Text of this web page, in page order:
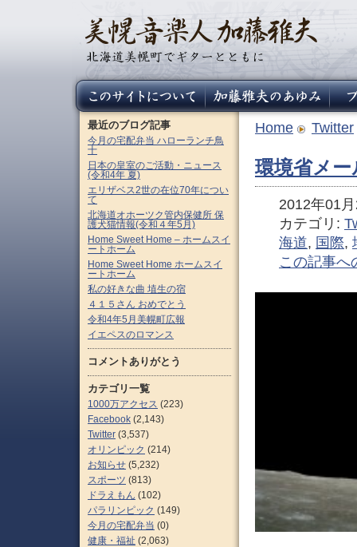
Home Twitter
環境省メー
2012年01
カテゴリ:
海道, 国際,
この記事へ
最近のブログ記事
今月の宅配弁当 ハローランチ鳥
十
日本の皇室のご活動・ニュース
(令和4年 夏)
エリザベス2世の在位70年につい
て
北海道オホーツク管内保健所 保
護犬猫情報(令和４年5月)
Home Sweet Home – ホームスイ
ートホーム
Home Sweet Home ホームスイ
ートホーム
私の好きな曲 埴生の宿
４１５さん おめでとう
令和4年5月美幌町広報
イエペスのロマンス
コメントありがとう
カテゴリ一覧
1000万アクセス (223)
Facebook (2,143)
Twitter (3,537)
オリンピック (214)
お知らせ (5,232)
スポーツ (813)
ドラえもん (102)
パラリンピック (149)
今月の宅配弁当 (0)
健康・福祉 (2,063)